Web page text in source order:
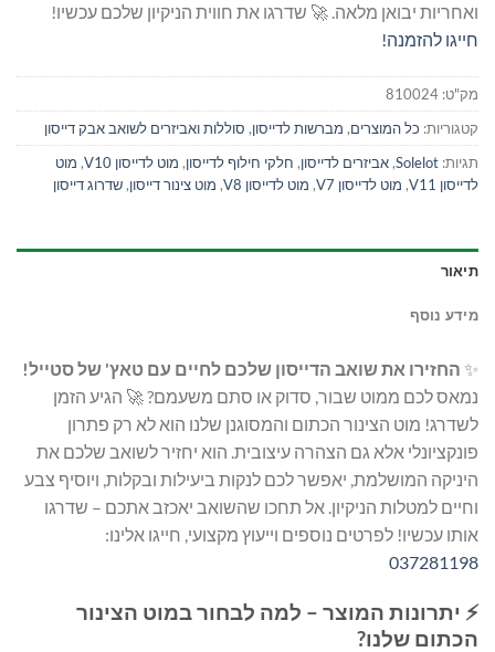
ואחריות יבואן מלאה. 🚀 שדרגו את חווית הניקיון שלכם עכשיו!
חייגו להזמנה!
מק"ט: 810024
קטגוריות: כל המוצרים, מברשות לדייסון, סוללות ואביזרים לשואב אבק דייסון
תגיות: Solelot
,אביזרים לדייסון, חלקי חילוף לדייסון, מוט לדייסון V10 , מוט
לדייסון V11
, מוט לדייסון V7 , מוט לדייסון V8 , מוט צינור דייסון,שדרוג דייסון
תיאור
מידע נוסף
✨ החזירו את שואב הדייסון שלכם לחיים עם טאץ' של סטייל!
נמאס לכם ממוט שבור, סדוק או סתם משעמם? 🚀 הגיע הזמן
לשדרג! מוט הצינור הכתום והמסוגנן שלנו הוא לא רק פתרון
פונקציונלי אלא גם הצהרה עיצובית. הוא יחזיר לשואב שלכם את
היניקה המושלמת, יאפשר לכם לנקות ביעילות ובקלות, ויוסיף צבע
וחיים למטלות הניקיון. אל תחכו שהשואב יאכזב אתכם – שדרגו
אותו עכשיו! לפרטים נוספים וייעוץ מקצועי, חייגו אלינו:
037281198
⚡ יתרונות המוצר – למה לבחור במוט הצינור
הכתום שלנו?